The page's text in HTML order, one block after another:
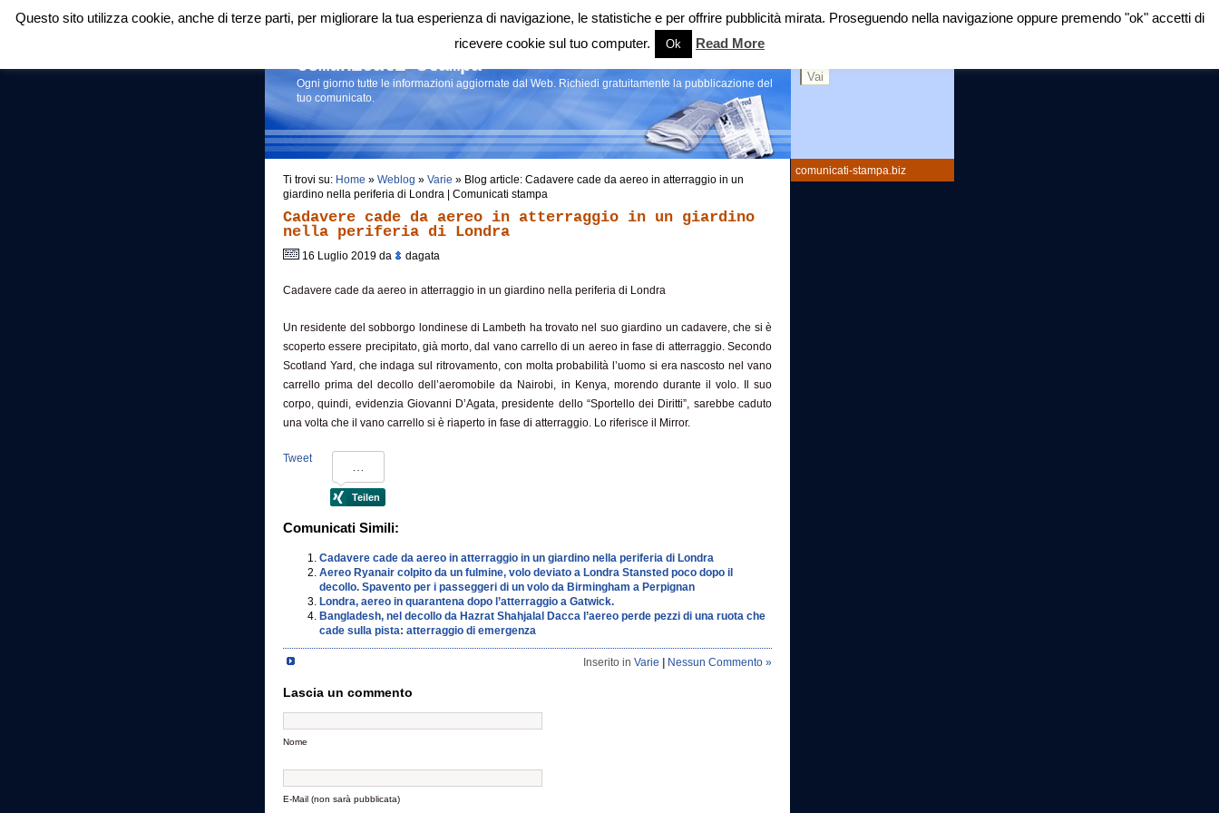
comunicati-stampa.biz
Login |RSS |
Comunicati stampa
Ogni giorno tutte le informazioni aggiornate dal Web. Richiedi gratuitamente la pubblicazione del
tuo comunicato.
Ti trovi su: Home » Weblog » Varie » Blog article: Cadavere cade da aereo in atterraggio in un
giardino nella periferia di Londra | Comunicati stampa
Cadavere cade da aereo in atterraggio in un giardino
nella periferia di Londra
16 Luglio 2019 da dagata
Cadavere cade da aereo in atterraggio in un giardino nella periferia di Londra
Un residente del sobborgo londinese di Lambeth ha trovato nel suo giardino un cadavere, che si è
scoperto essere precipitato, già morto, dal vano carrello di un aereo in fase di atterraggio. Secondo
Scotland Yard, che indaga sul ritrovamento, con molta probabilità l’uomo si era nascosto nel vano
carrello prima del decollo dell’aeromobile da Nairobi, in Kenya, morendo durante il volo. Il suo
corpo, quindi, evidenzia Giovanni D’Agata, presidente dello “Sportello dei Diritti”, sarebbe caduto
una volta che il vano carrello si è riaperto in fase di atterraggio. Lo riferisce il Mirror.
Tweet
Comunicati Simili:
Cadavere cade da aereo in atterraggio in un giardino nella periferia di Londra
Aereo Ryanair colpito da un fulmine, volo deviato a Londra Stansted poco dopo il
decollo. Spavento per i passeggeri di un volo da Birmingham a Perpignan
Londra, aereo in quarantena dopo l’atterraggio a Gatwick.
Bangladesh, nel decollo da Hazrat Shahjalal Dacca l’aereo perde pezzi di una ruota che
cade sulla pista: atterraggio di emergenza
Inserito in Varie Nessun Commento »
Lascia un commento
Nome
E-Mail (non sarà pubblicata)
Questo sito utilizza cookie, anche di terze parti, per migliorare la tua esperienza di navigazione, le statistiche e per offrire pubblicità mirata. Proseguendo nella navigazione oppure premendo "ok" accetti di
ricevere cookie sul tuo computer.
Ok Read More